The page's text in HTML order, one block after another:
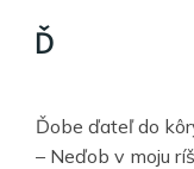
Ď
Ďobe ďateľ do
– Neďob v moju